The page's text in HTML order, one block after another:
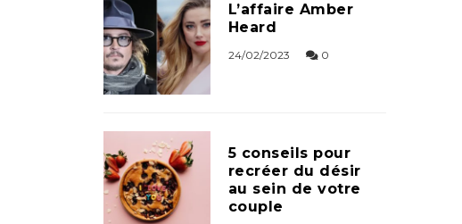
L’affaire Amber
Heard
24/02/2023 0
5 conseils pour
recréer du désir
au sein de votre
couple